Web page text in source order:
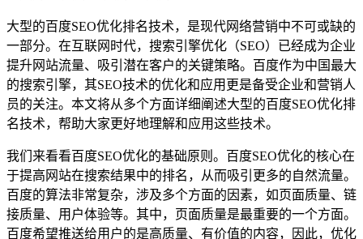
大型的百度SEO优化排名技术，是现代网络营销中不可或缺的
一部分。在互联网时代，搜索引擎优化（SEO）已经成为企业
提升网站流量、吸引潜在客户的关键策略。百度作为中国最大
的搜索引擎，其SEO技术的优化和应用更是备受企业和营销人
员的关注。本文将从多个方面详细阐述大型的百度SEO优化排
名技术，帮助大家更好地理解和应用这些技术。
我们来看看百度SEO优化的基础原则。百度SEO优化的核心在
于提高网站在搜索结果中的排名，从而吸引更多的自然流量。
百度的算法非常复杂，涉及多个方面的因素，如页面质量、链
接质量、用户体验等。其中，页面质量是最重要的一个方面。
百度希望推送给用户的是高质量、有价值的内容，因此，优化